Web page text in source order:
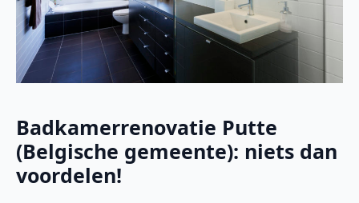
Badkamerrenovatie Putte
(Belgische gemeente): niets dan
voordelen!